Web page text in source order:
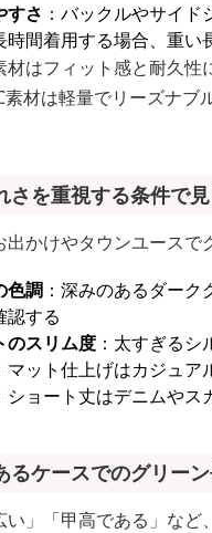
すさ ：バックルやサイ
時間着用する場合、重
材はフィット感と耐久性
素材は軽量でリーズナブ
さを重視する条件で
出かけやタウンユースで
色調 ：深みのあるダー
認する
のスリム度 ：太すぎる
マット仕上げはカジュ
ショート丈はデニムや
るケースでのグリー
い」「甲高である」な